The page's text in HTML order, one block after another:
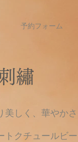
予約フォーム
繡
しく、華やか
クチュールビ